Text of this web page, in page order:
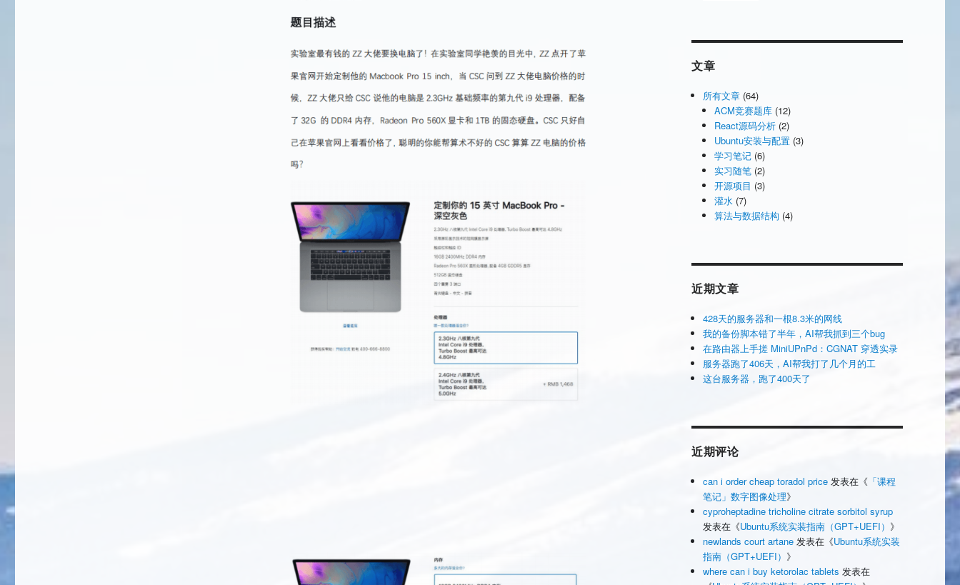
文章
所有文章 (64)
ACM竞赛题库 (12)
React源码分析 (2)
Ubuntu安装与配置 (3)
学习笔记 (6)
实习随笔 (2)
开源项目 (3)
灌水 (7)
算法与数据结构 (4)
近期文章
428天的服务器和一根8.3米的网线
我的备份脚本错了半年，AI帮我抓到三个bug
在路由器上手搓 MiniUPnPd：CGNAT 穿透实录
服务器跑了406天，AI帮我打了几个月的工
这台服务器，跑了400天了
近期评论
can i order cheap toradol price 发表在《 「课程
笔记」数字图像处理》
cyproheptadine tricholine citrate sorbitol syrup
发表在《Ubuntu系统实装指南（GPT+UEFI） 》
newlands court artane 发表在《Ubuntu系统实装
指南（GPT+UEFI） 》
where can i buy ketorolac tablets 发表在